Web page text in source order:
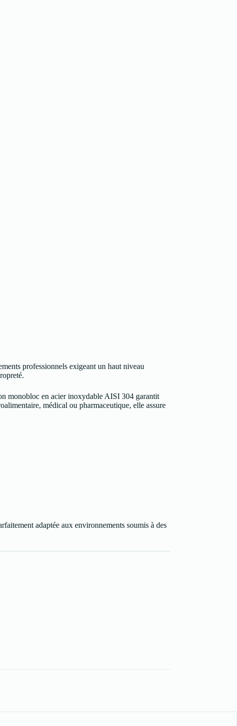
professionnels exigeant un haut niveau
monobloc en acier inoxydable AISI 304 garantit
médical ou pharmaceutique, elle assure
adaptée aux environnements soumis à des